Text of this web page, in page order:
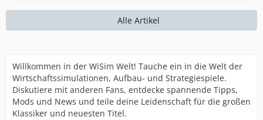
Alle Artikel
Willkommen in der WiSim Welt! Tauche ein in die Welt der
Wirtschaftssimulationen, Aufbau- und Strategiespiele.
Diskutiere mit anderen Fans, entdecke spannende Tipps,
Mods und News und teile deine Leidenschaft für die großen
Klassiker und neuesten Titel.